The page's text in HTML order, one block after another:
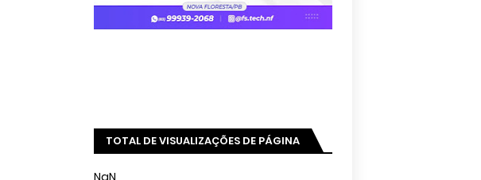
TOTAL DE VISUALIZAÇÕES DE PÁGINA
NaN